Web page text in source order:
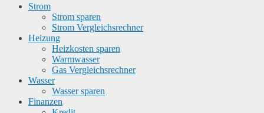
Strom
Strom sparen
Strom Vergleichsrechner
Heizung
Heizkosten sparen
Warmwasser
Gas Vergleichsrechner
Wasser
Wasser sparen
Finanzen